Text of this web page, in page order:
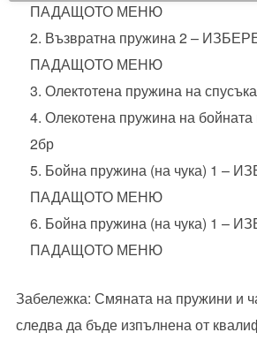
ПАДАЩОТО МЕНЮ
Възвратна пружина 2 –
ПАДАЩОТО МЕНЮ
Олектотена пружина на
Олекотена пружина на бойната
2бр
Бойна пружина (на чука) 1 –
ПАДАЩОТО МЕНЮ
Бойна пружина (на чука) 1 –
ПАДАЩОТО МЕНЮ
Забележка: Смяната на пружини и
следва да бъде изпълнена от